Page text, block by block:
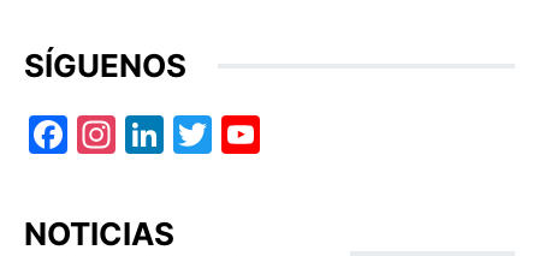
SÍGUENOS
Facebook
Instagram
LinkedIn
Twitter
NOTICIAS